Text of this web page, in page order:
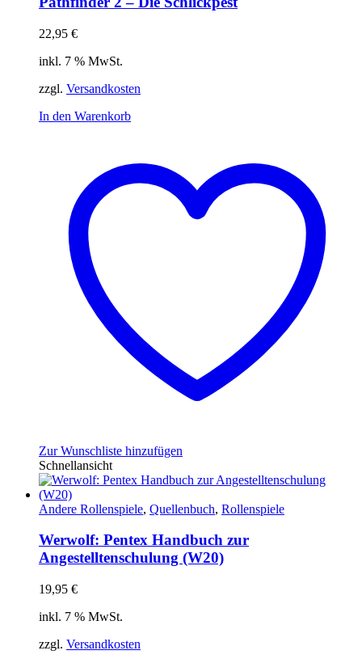
22,95 €
inkl. 7 % MwSt.
zzgl. Versandkosten
In den Warenkorb
Zur Wunschliste hinzufügen
Schnellansicht
Andere Rollenspiele, Quellenbuch, Rollenspiele
Werwolf: Pentex Handbuch zur
Angestelltenschulung (W20)
19,95 €
inkl. 7 % MwSt.
zzgl. Versandkosten